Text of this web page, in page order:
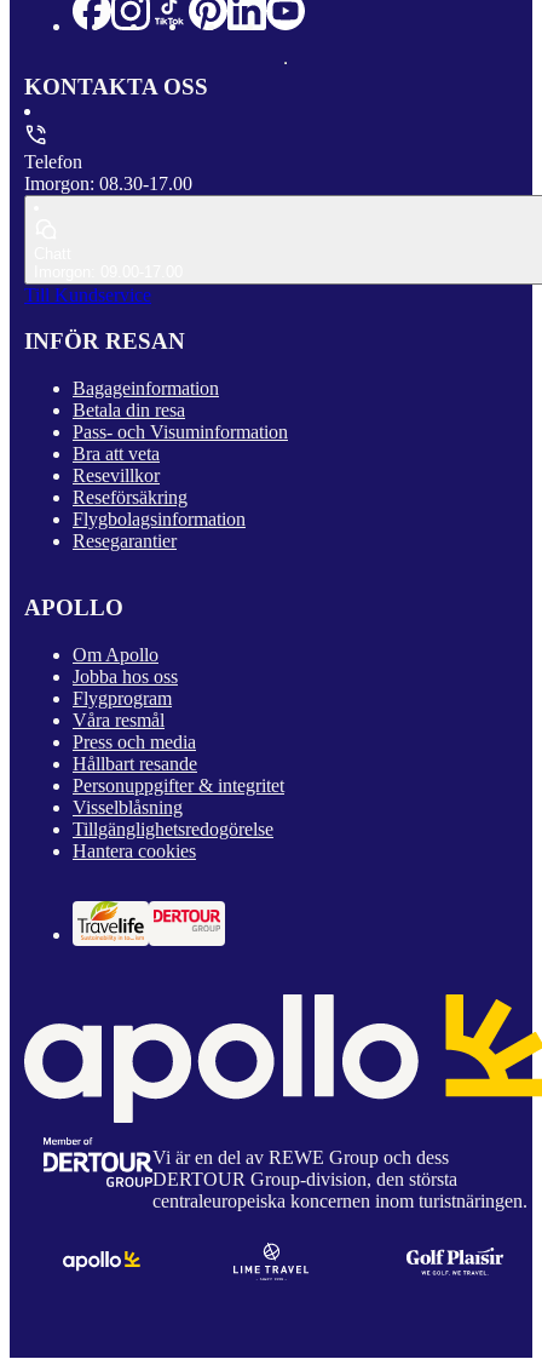
KONTAKTA OSS
Telefon
Imorgon: 08.30-17.00
Till Kundservice
INFÖR RESAN
Bagageinformation
Betala din resa
Pass- och Visuminformation
Bra att veta
Resevillkor
Reseförsäkring
Flygbolagsinformation
Resegarantier
APOLLO
Om Apollo
Jobba hos oss
Flygprogram
Våra resmål
Press och media
Hållbart resande
Personuppgifter & integritet
Visselblåsning
Tillgänglighetsredogörelse
Hantera cookies
Vi är en del av REWE Group och dess
DERTOUR Group-division, den största
centraleuropeiska koncernen inom turistnäringen.